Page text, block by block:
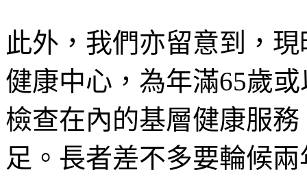
此外，我們亦留意到，
健康中心，為年滿65歲
檢查在內的基層健康服
足。長者差不多要輪候